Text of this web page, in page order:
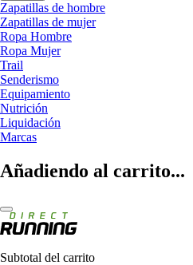
Zapatillas de hombre
Zapatillas de mujer
Ropa Hombre
Ropa Mujer
Trail
Senderismo
Equipamiento
Nutrición
Liquidación
Marcas
Añadiendo al carrito...
Subtotal del carrito